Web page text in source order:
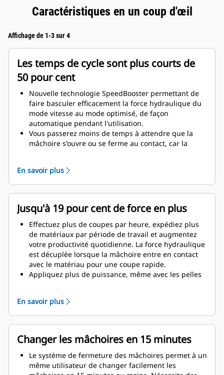
Caractéristiques en un coup d'œil
Affichage de 1-3 sur 4
Les temps de cycle sont plus courts de
50 pour cent
Nouvelle technologie SpeedBooster permettant de
faire basculer efficacement la force hydraulique du
mode vitesse au mode optimisé, de façon
automatique pendant l'utilisation.
Vous passerez moins de temps à attendre que la
mâchoire s'ouvre ou se ferme au contact, car la
La force maximale d'écrasement/de coupe est
appliquée dès que la mâchoire entre en contact
avec le matériau.
En savoir plus
Jusqu'à 19 pour cent de force en plus
Effectuez plus de coupes par heure, expédiez plus
de matériaux par période de travail et augmentez
votre productivité quotidienne. La force hydraulique
est décuplée lorsque la mâchoire entre en contact
avec le matériau pour une coupe rapide.
Appliquez plus de puissance, même avec les pelles
possible de la machine.
Bénéficiez de performances maximales et d'une
assistance totale avec une solution de démolition
Cat complète. Des programmes pour cisailles
universelles (MP, Multi-Processors) sont intégrés à
l'écran Cat nouvelle génération du conducteur. Point
d'assistance unique pour l'ensemble de votre
En savoir plus
Changer les mâchoires en 15 minutes
Le système de fermeture des mâchoires permet à un
même utilisateur de changer facilement les